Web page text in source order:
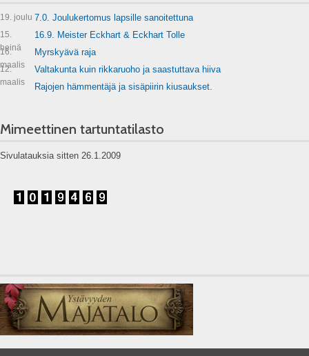
19. joulu 7.0. Joulukertomus lapsille sanoitettuna
15.
heinä
16.9. Meister Eckhart & Eckhart Tolle
16.
maalis
Myrskyävä raja
12.
maalis
Valtakunta kuin rikkaruoho ja saastuttava hiiva
Rajojen hämmentäjä ja sisäpiirin kiusaukset.
Mimeettinen tartuntatilasto
Sivulatauksia sitten 26.1.2009